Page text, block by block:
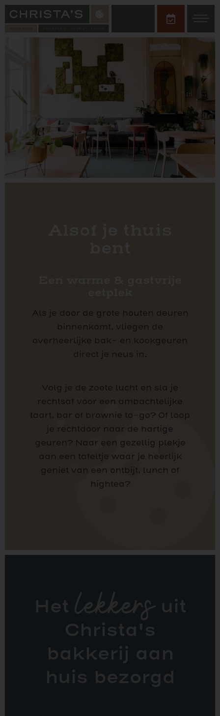
Als je door de grote houten deuren
binnenkomt, vliegen de
overheerlijke bak- en kookgeuren
direct je neus in.
Volg je de zoete lucht en sla je
rechtsaf voor een ambachtelijke
taart, bar of brownie to-go? Of loop
je rechtdoor naar de hartige
geuren? Naar een gezellig plekje
aan een tafeltje waar je heerlijk
geniet van een ontbijt, lunch of
hightea?
Hetlekkersuit
Christa's
bakkerij aan
huis bezorgd